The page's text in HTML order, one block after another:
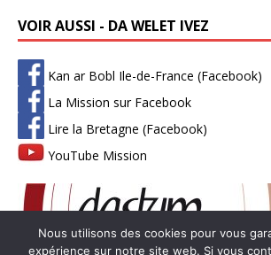
VOIR AUSSI - DA WELET IVEZ
Kan ar Bobl Ile-de-France (Facebook)
La Mission sur Facebook
Lire la Bretagne (Facebook)
YouTube Mission
Nous utilisons des cookies pour vous
expérience sur notre site web. Si vous